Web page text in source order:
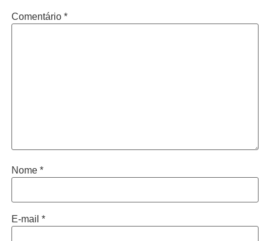
Comentário *
Nome *
E-mail *